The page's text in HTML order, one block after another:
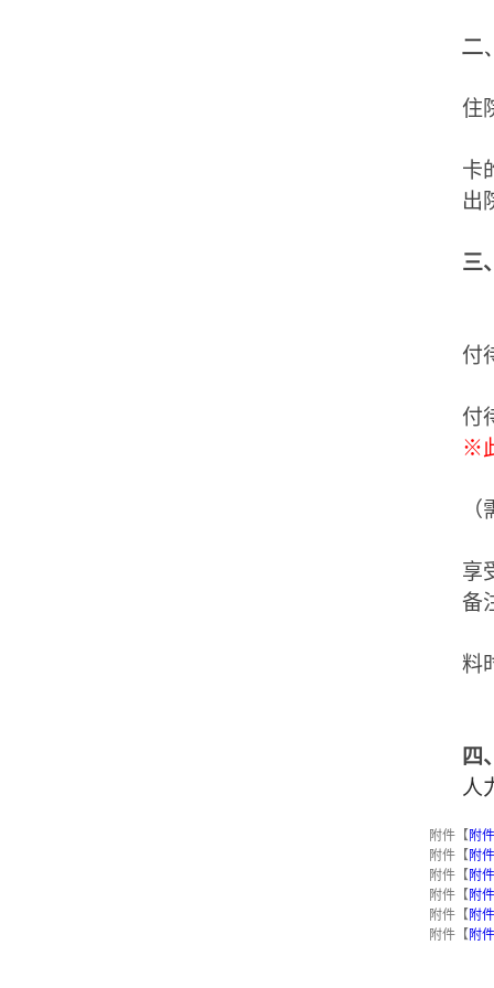
二
住
卡
出
三
付
付
※
享
备
料
四
人
附件【 附
附件【 附
附件【 附
附件【 附
附件【 附
附件【 附